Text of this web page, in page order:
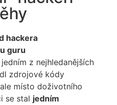
hackera
guru
z nejhledanějších
zdrojové kódy
místo doživotního
se stal jedním